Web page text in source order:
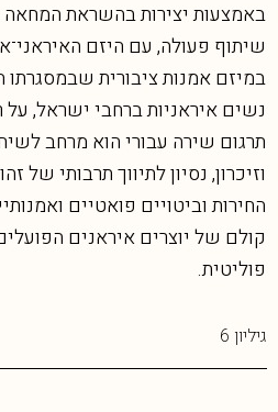
שיתוף פעולה, עם היזם
נשים איראניות ברחבי ישראל,
תרגום שירה עבורי הוא מרחב
וזיכרון, נסיון לתיווך תרבותי של
החירות וביטויים פואטיים
קולם של יוצרים איראנים
פוליטית.
גיליון 6